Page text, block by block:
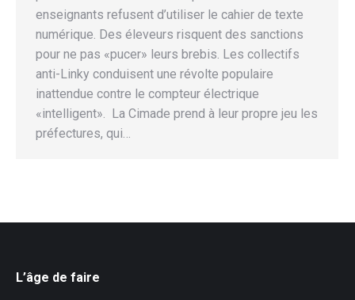
enseignants refusent d’utiliser le cahier de texte
numérique. Des éleveurs risquent des sanctions
pour ne pas «pucer» leurs brebis. Les collectifs
anti-Linky conduisent une révolte populaire
inattendue contre le compteur électrique
«intelligent». La Cimade prend à leur propre jeu les
préfectures, qui…
L’âge de faire